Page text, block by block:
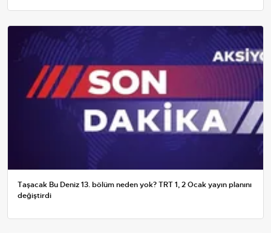
Taşacak Bu Deniz 13. bölüm neden yok? TRT 1, 2 Ocak yayın planını
değiştirdi